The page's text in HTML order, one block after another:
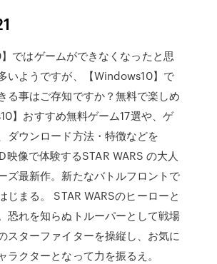
】ではゲームができなくなったと思
いようですが、【Windows10】で
る事はご存知ですか？無料で楽しめ
】おすすめ無料ゲーム17選や、ゲ
ダウンロード方法・特徴などを
映像で体験するSTAR WARS の大人
ズ最新作。新たなバトルフロントで
じまる。 STAR WARSのヒーローと
恐れを知らぬトルーパーとして戦場
スターファイターを操縦し、お気に
ラクターとなって力を振るえ。